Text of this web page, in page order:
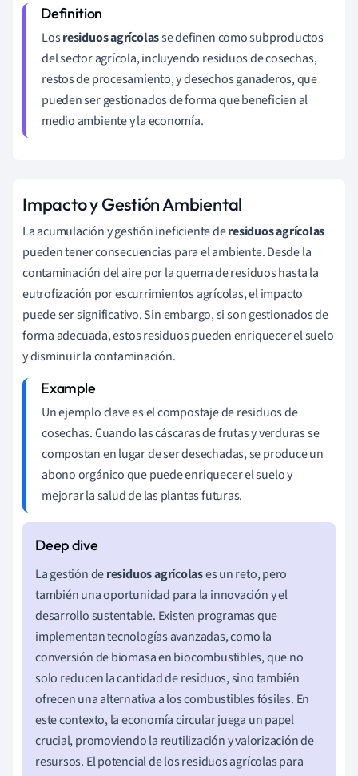
Losresiduos agrícolasse definen como subproductos
del sector agrícola, incluyendo residuos de cosechas,
restos de procesamiento, y desechos ganaderos, que
pueden ser gestionados de forma que beneficien al
medio ambiente y la economía.
Impacto y Gestión Ambiental
La acumulación y gestión ineficiente deresiduos agrícolas
pueden tener consecuencias para el ambiente. Desde la
contaminación del aire por la quema de residuos hasta la
eutrofización por escurrimientos agrícolas, el impacto
puede ser significativo. Sin embargo, si son gestionados de
forma adecuada, estos residuos pueden enriquecer el suelo
y disminuir la contaminación.
Un ejemplo clave es el compostaje de residuos de
cosechas. Cuando las cáscaras de frutas y verduras se
compostan en lugar de ser desechadas, se produce un
abono orgánico que puede enriquecer el suelo y
mejorar la salud de las plantas futuras.
La gestión deresiduos agrícolases un reto, pero
también una oportunidad para la innovación y el
desarrollo sustentable. Existen programas que
implementan tecnologías avanzadas, como la
conversión de biomasa en biocombustibles, que no
solo reducen la cantidad de residuos, sino también
ofrecen una alternativa a los combustibles fósiles. En
este contexto, la economía circular juega un papel
crucial, promoviendo la reutilización y valorización de
resursos. El potencial de los residuos agrícolas para